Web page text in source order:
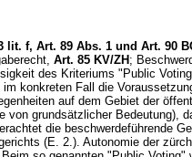
lit. f, Art. 89 Abs. 1 und Art. 90
Art. 85 KV/ZH ;
des Kriteriums "Public
konkreten Fall die
auf dem Gebiet der
von grundsätzlicher Bedeutung),
die beschwerdeführende
(E. 2.). Autonomie der